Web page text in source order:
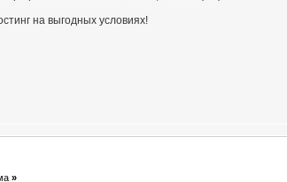
на выгодных условиях!
»